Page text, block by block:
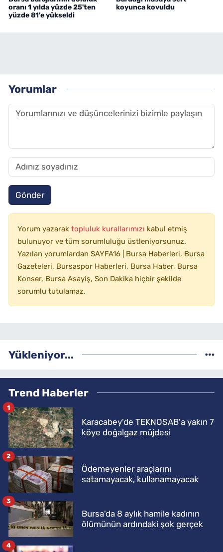
oranı 1 yılda yüzde 25'ten
yüzde 81'e yükseldi
koyunca kovuldu
Yorumlar
Gönder
Yorum yazarak topluluk kurallarımızı kabul etmiş
bulunuyor ve tüm sorumluluğu üstleniyorsunuz.
Yazılan yorumlardan SAYFA16 | Bursa Haberleri, Bursa
Gazeteleri, Bursaspor Haberleri, Bursa Haber, Bursa
Konser, Bursa Asayiş, Son Dakika hiçbir şekilde
sorumlu tutulamaz.
Yükleniyor...
Trend Haberler
Karacabey'de TEKNOSAB'a yakın 7
köye doğalgaz müjdesi
1
Ödemeyenler araçlarını
satamayacak, kullanamayacak
2
Bursa'da 8 aylık hamile kadının
ölümünün ardındaki şok gerçek
3
4